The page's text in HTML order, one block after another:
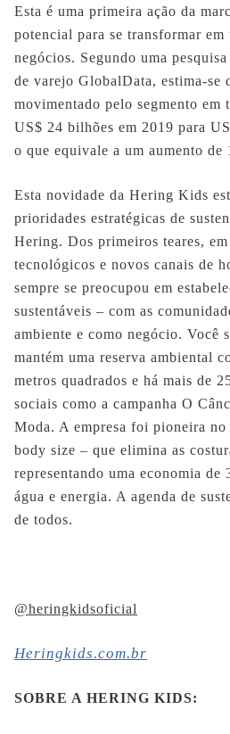
Esta é uma primeira ação da
potencial para se transformar em
negócios. Segundo uma
de varejo GlobalData, estima-se
movimentado pelo segmento em
US$ 24 bilhões em 2019 para
o que equivale a um aumento de
Esta novidade da Hering Kids
prioridades estratégicas de
Hering. Dos primeiros teares,
tecnológicos e novos canais de
sempre se preocupou em
sustentáveis – com as
ambiente e como negócio. Você
mantém uma reserva ambiental
metros quadrados e há mais de
sociais como a campanha O
Moda. A empresa foi pioneira
body size – que elimina as
representando uma economia de
água e energia. A agenda de
de todos.
@heringkidsoficial
Heringkids.com.br
SOBRE A HERING KIDS: